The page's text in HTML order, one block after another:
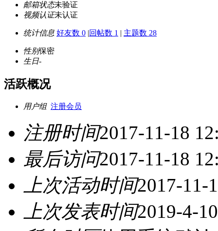
邮箱状态未验证
视频认证未认证
统计信息 好友数 0 |回帖数 1 | 主题数 28
性别保密
生日-
活跃概况
用户组 注册会员
注册时间2017-11-18
最后访问2017-11-18
上次活动时间2017-11-
上次发表时间2019-4-